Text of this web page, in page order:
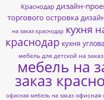
Краснодар дизайн-
торгового островка
на заказ краснодар кухня
краснодар кухня
мебель для детской на
мебель на
заказ
офисная мебель на заказ офисная